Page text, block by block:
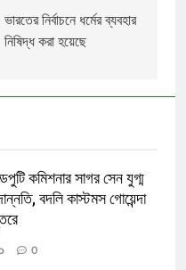
ভারতের নির্বাচনে ধর্মের ব্যবহার
নিষিদ্ধ করা হয়েছে
কমিশনার সাগর সেন যুগ্ম
বদলি কাস্টমস গোয়েন্দা
0